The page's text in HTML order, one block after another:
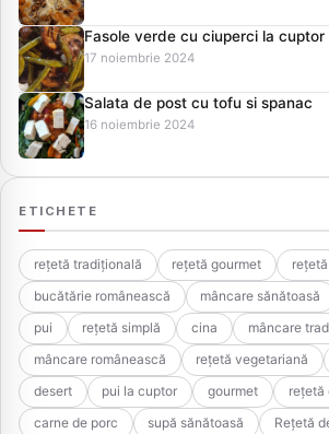
Fasole verde cu ciuperci la cuptor
17 noiembrie 2024
Salata de post cu tofu si spanac
16 noiembrie 2024
ETICHETE
rețetă tradițională rețetă gourmet
rețetă
bucătărie românească
mâncare sănătoasă
pui
rețetă simplă cina
mâncare
mâncare românească
rețetă vegetariană
desert
pui la cuptor gourmet
rețetă
carne de porc
supă sănătoasă Rețetă